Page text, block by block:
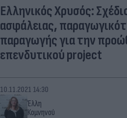
Ελληνικός Χρυσός:
ασφάλειας,
παραγωγής για την
επενδυτικού project
Έλλη
Κομνηνού
10.11.2021 14:30